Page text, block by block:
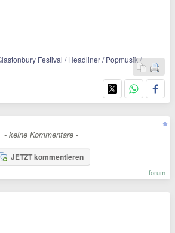
Festival / Headliner / Popmusik /
- keine Kommentare -
JETZT kommentieren
forum